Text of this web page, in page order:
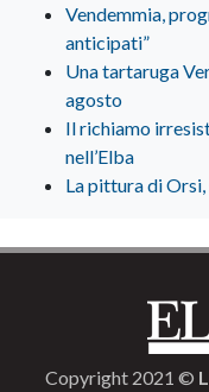
Vendemmia,
anticipati”
Una tartaruga
agosto
Il richiamo
nell’Elba
La pittura di
Copyright 2021 ©